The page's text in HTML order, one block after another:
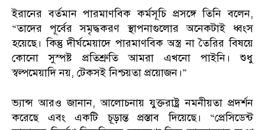
ইরানের বর্তমান পারমাণবিক কর্মসূচি প্রসঙ্গে তিনি বলেন,
“তাদের পূর্বের সমৃদ্ধকরণ স্থাপনাগুলোর অনেকটাই ধ্বংস
হয়েছে। কিন্তু দীর্ঘমেয়াদে পারমাণবিক অস্ত্র না তৈরির বিষয়ে
কোনো সুস্পষ্ট প্রতিশ্রুতি আমরা এখনো পাইনি। শুধু
স্বল্পমেয়াদি নয়, টেকসই নিশ্চয়তা প্রয়োজন।”
ভ্যান্স আরও জানান, আলোচনায় যুক্তরাষ্ট্র নমনীয়তা প্রদর্শন
করেছে এবং একটি চূড়ান্ত প্রস্তাব দিয়েছে। “প্রেসিডেন্ট